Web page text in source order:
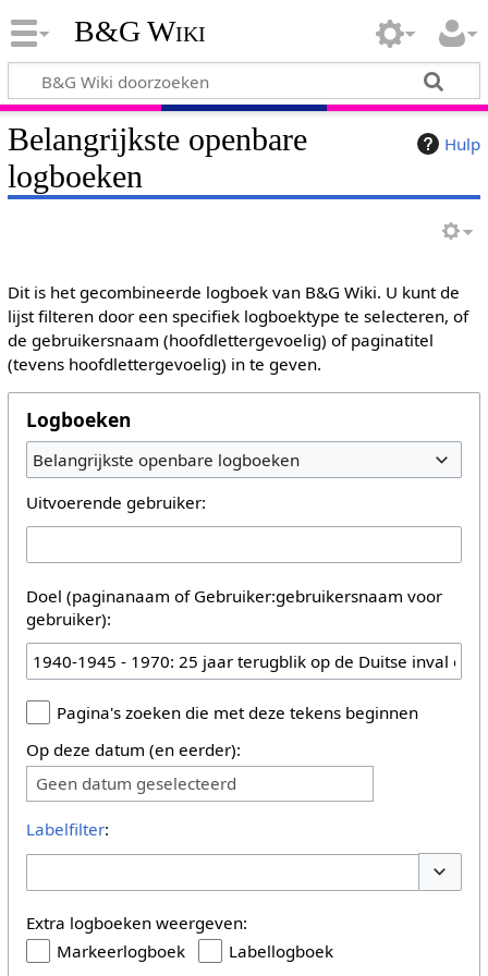
B&G Wiki
Hulp
Belangrijkste openbare
logboeken
Dit is het gecombineerde logboek van B&G Wiki. U kunt de
lijst filteren door een specifiek logboektype te selecteren, of
de gebruikersnaam (hoofdlettergevoelig) of paginatitel
(tevens hoofdlettergevoelig) in te geven.
Logboeken
Belangrijkste openbare logboeken
Uitvoerende gebruiker:
Doel (paginanaam of Gebruiker:gebruikersnaam voor
gebruiker):
Pagina's zoeken die met deze tekens beginnen
Op deze datum (en eerder):
Geen datum geselecteerd
Labelfilter:
Extra logboeken weergeven:
Markeerlogboek
Labellogboek